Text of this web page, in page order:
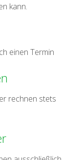
kann.
einen Termin
rechnen stets